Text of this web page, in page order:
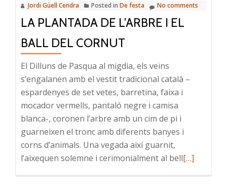
Jordi Güell Cendra Posted in De festa No comments
LA PLANTADA DE L’ARBRE I EL
BALL DEL CORNUT
El Dilluns de Pasqua al migdia, els veïns
s’engalanen amb el vestit tradicional català –
espardenyes de set vetes, barretina, faixa i
mocador vermells, pantaló negre i camisa
blanca-, coronen l’arbre amb un cim de pi i
guarneixen el tronc amb diferents banyes i
corns d’animals. Una vegada així guarnit,
l’aixequen solemne i cerimonialment al bellRead
[…]